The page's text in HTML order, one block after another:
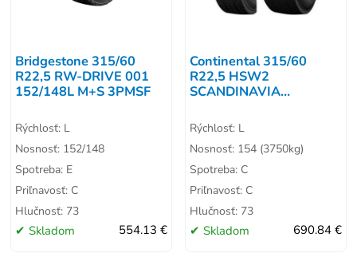
Bridgestone 315/60
R22,5 RW-DRIVE 001
152/148L M+S 3PMSF
Rýchlosť: L
Nosnosť: 152/148
Spotreba: E
Priľnavosť: C
Hlučnosť: 73
Skladom 554.13 €
Continental 315/60
R22,5 HSW2
SCANDINAVIA
Rýchlosť: L
Nosnosť: 154 (3750kg)
Spotreba: C
Priľnavosť: C
Hlučnosť: 73
Skladom 690.84 €